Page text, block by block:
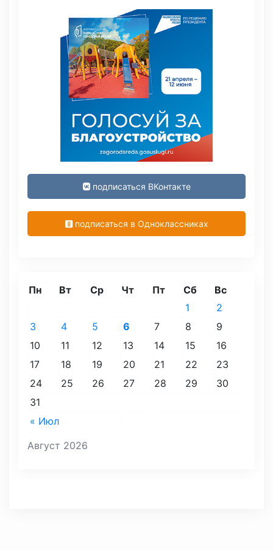
подписаться ВКонтакте
подписаться в Одноклассниках
Август 2026
Пн Вт Ср Чт Пт Сб Вс
« Июл
1
2
3
4 5 6 7 8
9
10
11 12 13 14 15
16
17
18 19 20 21 22
23
24
25 26 27 28 29
30
31